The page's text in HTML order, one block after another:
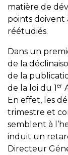
matière de
points doivent
réétudiés.
Dans un
de la
de la
de la loi du 1er
En effet, les
trimestre et
semblent à
induit un
Directeur